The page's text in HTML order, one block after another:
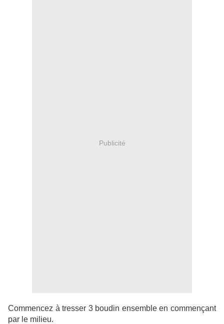
Publicité
Commencez à tresser 3 boudin ensemble en commençant
par le milieu.